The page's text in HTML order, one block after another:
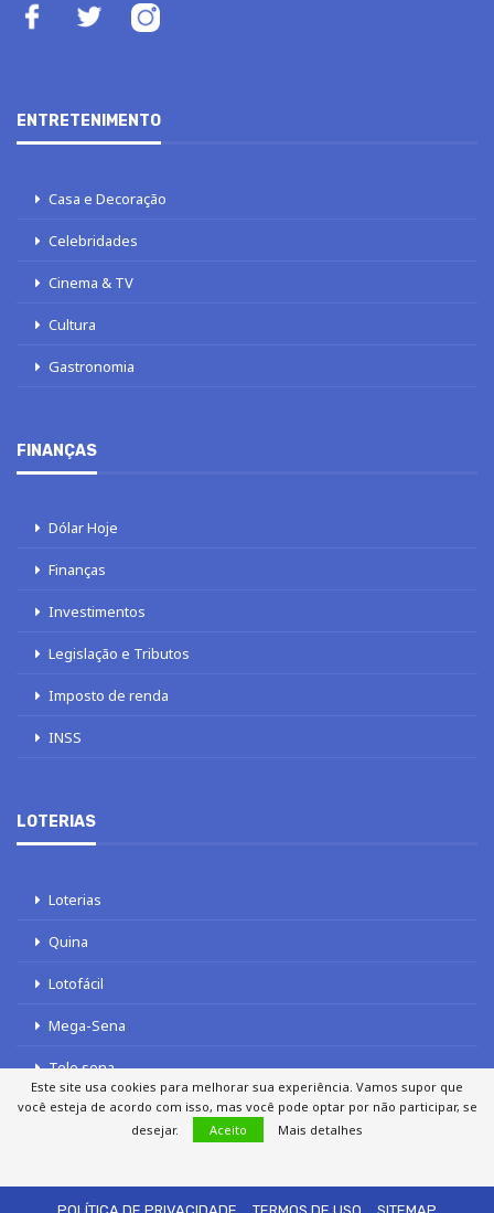
ENTRETENIMENTO
Casa e Decoração
Celebridades
Cinema & TV
Cultura
Gastronomia
FINANÇAS
Dólar Hoje
Finanças
Investimentos
Legislação e Tributos
Imposto de renda
INSS
LOTERIAS
Loterias
Quina
Lotofácil
Mega-Sena
Tele sena
Este site usa cookies para melhorar sua experiência. Vamos supor que
você esteja de acordo com isso, mas você pode optar por não participar, se
desejar.
Aceito Mais detalhes